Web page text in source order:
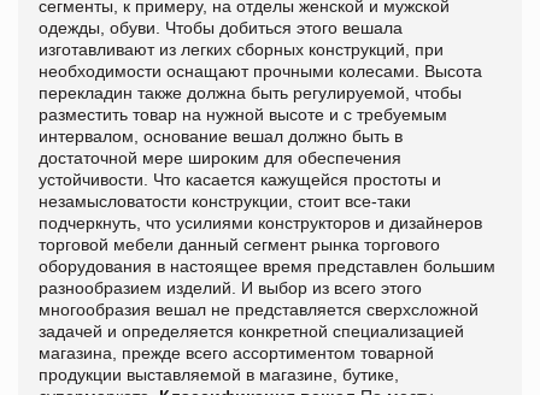
сегменты, к примеру, на отделы женской и мужской
одежды, обуви. Чтобы добиться этого вешала
изготавливают из легких сборных конструкций, при
необходимости оснащают прочными колесами. Высота
перекладин также должна быть регулируемой, чтобы
разместить товар на нужной высоте и с требуемым
интервалом, основание вешал должно быть в
достаточной мере широким для обеспечения
устойчивости. Что касается кажущейся простоты и
незамысловатости конструкции, стоит все-таки
подчеркнуть, что усилиями конструкторов и дизайнеров
торговой мебели данный сегмент рынка торгового
оборудования в настоящее время представлен большим
разнообразием изделий. И выбор из всего этого
многообразия вешал не представляется сверхсложной
задачей и определяется конкретной специализацией
магазина, прежде всего ассортиментом товарной
продукции выставляемой в магазине, бутике,